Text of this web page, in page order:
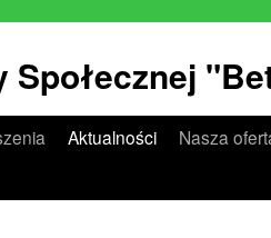
Społecznej
Aktualności
Nasza